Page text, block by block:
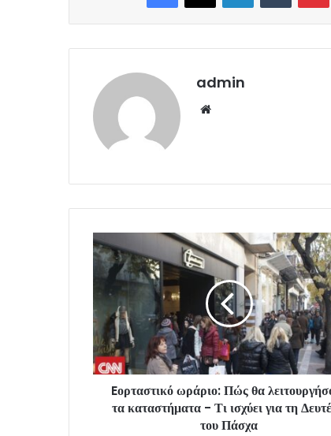
admin
Eορταστικό ωράριο: Πώς θα
τα καταστήματα - Τι ισχύει για τη
του Πάσχα